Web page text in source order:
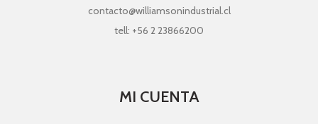
contacto@williamsonindustrial.cl
tell: +56 2 23866200
MI CUENTA